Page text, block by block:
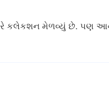
ભારે કલેકશન મેળવ્યું છે. પણ